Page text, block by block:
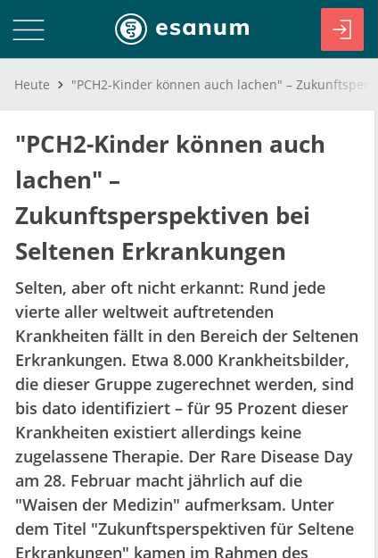
Heute
"PCH2-Kinder können auch
lachen" –
Zukunftsperspektiven bei
Seltenen Erkrankungen
Selten, aber oft nicht erkannt: Rund jede
vierte aller weltweit auftretenden
Krankheiten fällt in den Bereich der Seltenen
Erkrankungen. Etwa 8.000 Krankheitsbilder,
die dieser Gruppe zugerechnet werden, sind
bis dato identifiziert – für 95 Prozent dieser
Krankheiten existiert allerdings keine
zugelassene Therapie. Der Rare Disease Day
am 28. Februar macht jährlich auf die
"Waisen der Medizin" aufmerksam. Unter
dem Titel "Zukunftsperspektiven für Seltene
Erkrankungen" kamen im Rahmen des